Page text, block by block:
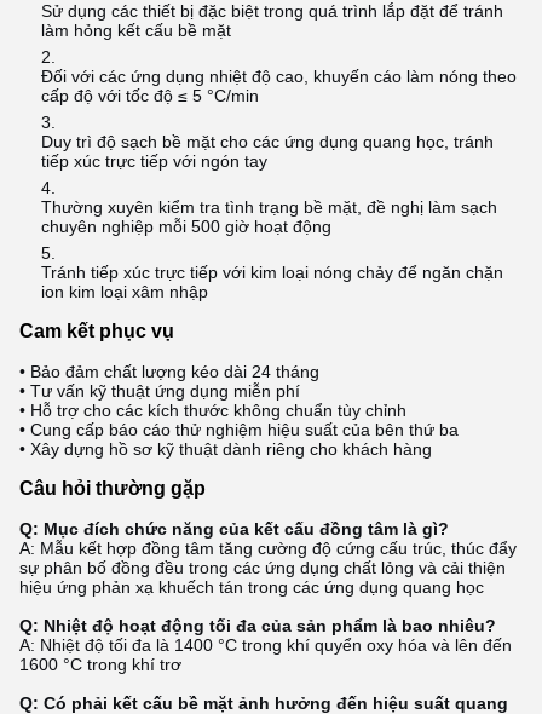
Sử dụng các thiết bị đặc biệt trong quá trình lắp đặt để tránh
làm hỏng kết cấu bề mặt
Đối với các ứng dụng nhiệt độ cao, khuyến cáo làm nóng theo
cấp độ với tốc độ ≤ 5 °C/min
Duy trì độ sạch bề mặt cho các ứng dụng quang học, tránh
tiếp xúc trực tiếp với ngón tay
Thường xuyên kiểm tra tình trạng bề mặt, đề nghị làm sạch
chuyên nghiệp mỗi 500 giờ hoạt động
Tránh tiếp xúc trực tiếp với kim loại nóng chảy để ngăn chặn
ion kim loại xâm nhập
Cam kết phục vụ
• Bảo đảm chất lượng kéo dài 24 tháng
• Tư vấn kỹ thuật ứng dụng miễn phí
• Hỗ trợ cho các kích thước không chuẩn tùy chỉnh
• Cung cấp báo cáo thử nghiệm hiệu suất của bên thứ ba
• Xây dựng hồ sơ kỹ thuật dành riêng cho khách hàng
Câu hỏi thường gặp
Q: Mục đích chức năng của kết cấu đồng tâm là gì?
A: Mẫu kết hợp đồng tâm tăng cường độ cứng cấu trúc, thúc đẩy
sự phân bố đồng đều trong các ứng dụng chất lỏng và cải thiện
hiệu ứng phản xạ khuếch tán trong các ứng dụng quang học
Q: Nhiệt độ hoạt động tối đa của sản phẩm là bao nhiêu?
A: Nhiệt độ tối đa là 1400 °C trong khí quyển oxy hóa và lên đến
1600 °C trong khí trơ
Q: Có phải kết cấu bề mặt ảnh hưởng đến hiệu suất quang